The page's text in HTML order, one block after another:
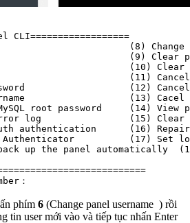
CLI==================
(8) Change
(9) Clear
(10) Clear
(11) Cancel
(12)
(13) Cacel
root password     (14)
log                (15) Clear
authentication      (16)
Authenticator          (17) Set
up the panel automatically
phím 6 (Change panel username ) rồi
tin user mới vào và tiếp tục nhấn Enter